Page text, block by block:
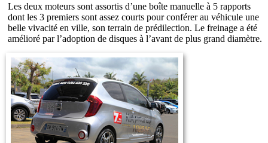
Les deux moteurs sont assortis d’une boîte manuelle à 5 rapports
dont les 3 premiers sont assez courts pour conférer au véhicule une
belle vivacité en ville, son terrain de prédilection. Le freinage a été
amélioré par l’adoption de disques à l’avant de plus grand diamètre.